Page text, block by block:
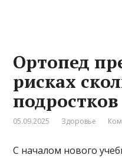
Ортопед
рисках
подростков
05.09.2025 Здоровье
С началом нового